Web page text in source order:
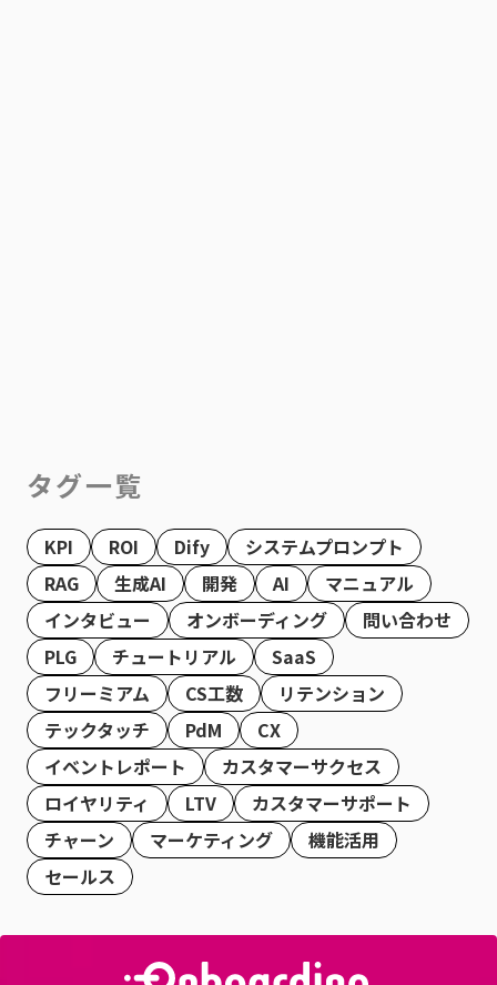
タグ一覧
KPI ROI Dify
システムプロンプト
RAG
生成AI 開発 AI
マニュアル
インタビュー
オンボーディング
問い合わせ
PLG
チュートリアル
SaaS
フリーミアム
CS工数
リテンション
テックタッチ
PdM
CX
イベントレポート
カスタマーサクセス
ロイヤリティ
LTV
カスタマーサポート
チャーン
マーケティング
機能活用
セールス